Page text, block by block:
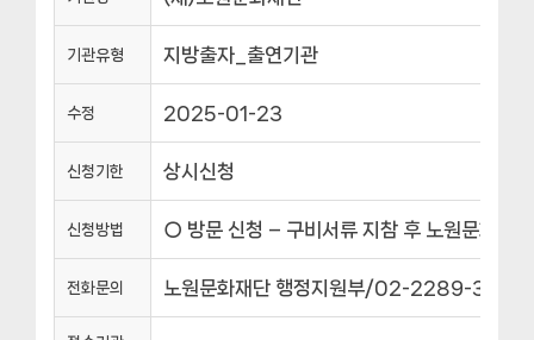
기관유형 지방출자_출연기관
수정 2025-01-23
신청기한 상시신청
신청방법 ○ 방문 신청 – 구비서류 지참 후 노원문화예
전화문의 노원문화재단 행정지원부/02-2289-3417